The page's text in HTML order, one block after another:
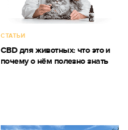
СТАТЬИ
CBD для животных: что это и
почему о нём полезно знать